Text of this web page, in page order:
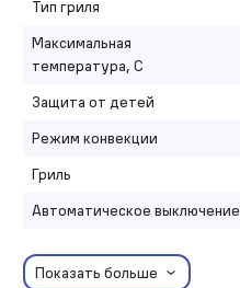
Тип гриля
Максимальная
температура, С
Защита от детей
Режим конвекции
Гриль
Автоматическое выключение
Показать больше